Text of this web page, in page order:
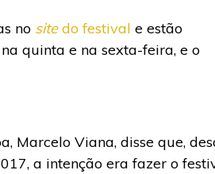
no sitedo festival e estão
quinta e na sexta-feira, e o
Marcelo Viana, disse que,
a intenção era fazer o